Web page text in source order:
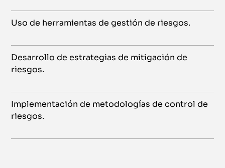
Uso de herramientas de gestión de riesgos.
Desarrollo de estrategias de mitigación de
riesgos.
Implementación de metodologías de control de
riesgos.